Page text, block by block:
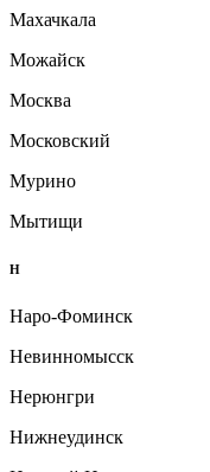
Махачкала
Можайск
Москва
Московский
Мурино
Мытищи
Н
Наро-Фоминск
Невинномысск
Нерюнгри
Нижнеудинск